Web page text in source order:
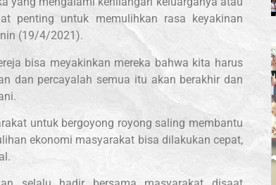
penting untuk memulihkan rasa keyakinan
(19/4/2021).
bisa meyakinkan mereka bahwa kita harus
dan percayalah semua itu akan berakhir dan
untuk bergoyong royong saling membantu
ekonomi masyarakat bisa dilakukan cepat,